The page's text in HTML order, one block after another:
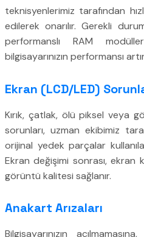
teknisyenlerimiz tarafından
edilerek onarılır. Gerekli
performanslı RAM
bilgisayarınızın performansı
Ekran (LCD/LED)
Kırık, çatlak, ölü piksel veya
sorunları, uzman ekibimiz
orijinal yedek parçalar
Ekran değişimi sonrası, ekran
görüntü kalitesi sağlanır.
Anakart Arızaları
Bilgisayarınızın